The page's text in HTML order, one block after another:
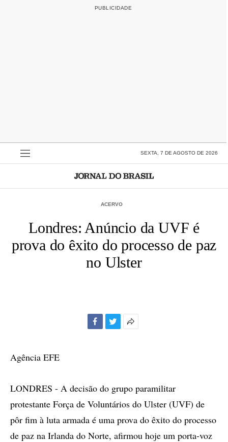
SEXTA, 7 DE AGOSTO DE 2026
ACERVO
Londres: Anúncio da UVF é
prova do êxito do processo de paz
no Ulster
Agência EFE
LONDRES - A decisão do grupo paramilitar
protestante Força de Voluntários do Ulster (UVF) de
pôr fim à luta armada é uma prova do êxito do processo
de paz na Irlanda do Norte, afirmou hoje um porta-voz